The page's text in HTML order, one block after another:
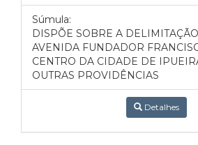
Súmula:
DISPÕE SOBRE A
AVENIDA FUNDADOR
CENTRO DA CIDADE DE
OUTRAS PROVIDÊNCIAS
Detalhes